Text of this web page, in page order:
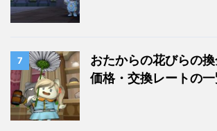
7
おたからの花びらの換
価格・交換レートの